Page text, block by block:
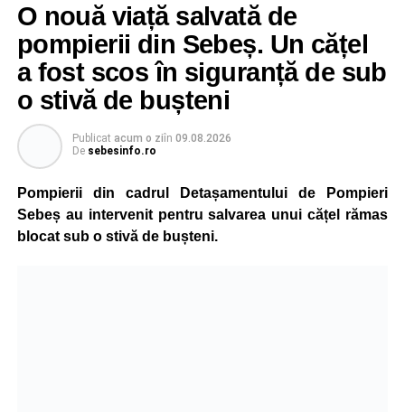
O nouă viață salvată de
pompierii din Sebeș. Un cățel
a fost scos în siguranță de sub
o stivă de bușteni
Publicat acum o ziîn 09.08.2026
De sebesinfo.ro
Pompierii din cadrul Detașamentului de Pompieri
Sebeș au intervenit pentru salvarea unui cățel rămas
blocat sub o stivă de bușteni.